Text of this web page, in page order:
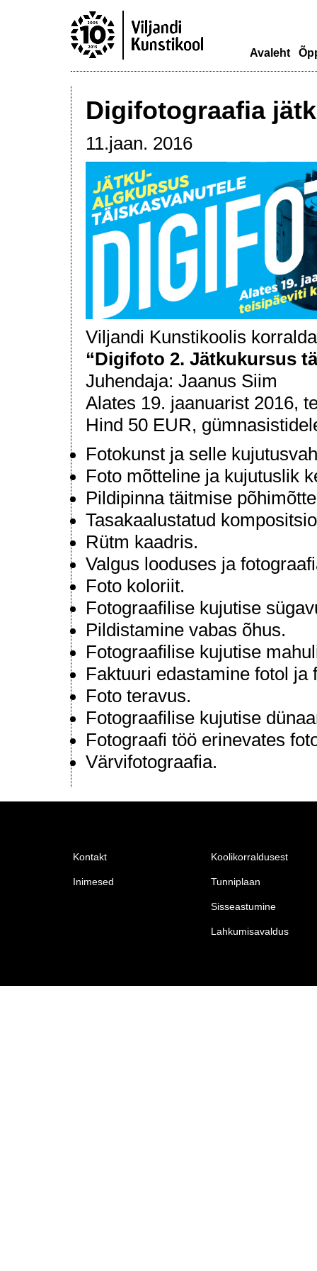
Avaleht
Digifotograafia
11.jaan. 2016
Viljandi Kunstikoolis
“Digifoto 2. Jätkukursus
Juhendaja: Jaanus Siim
Alates 19. jaanuarist 2016,
Hind 50 EUR,
Fotokunst ja selle
Foto mõtteline ja kujutuslik
Pildipinna täitmise
Tasakaalustatud
Rütm kaadris.
Valgus looduses ja
Foto koloriit.
Fotograafilise kujutise
Pildistamine vabas õhus.
Fotograafilise kujutise
Faktuuri edastamine fotol ja
Foto teravus.
Fotograafilise kujutise
Fotograafi töö erinevates
Värvifotograafia.
Kontakt
Inimesed
Koolikorraldusest
Tunniplaan
Sisseastumine
Lahkumisavaldus